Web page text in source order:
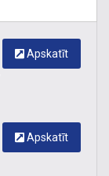
Apskatīt
Apskatīt